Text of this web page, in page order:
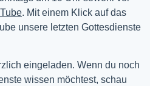
. Mit einem Klick auf das
unsere letzten Gottesdienste
eingeladen. Wenn du noch
wissen möchtest, schau